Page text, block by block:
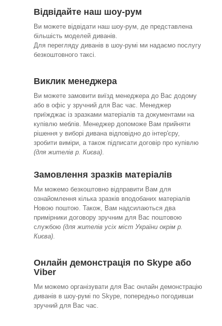
Відвідайте наш шоу-рум
Ви можете відвідати наш шоу-рум, де представлена
більшість моделей диванів.
Для перегляду диванів в шоу-румі ми надаємо послугу
безкоштовного таксі.
Виклик менеджера
Ви можете замовити виїзд менеджера до Вас додому
або в офіс у зручний для Вас час. Менеджер
приїжджає із зразками матеріалів та документами на
купівлю меблів. Менеджер допоможе Вам прийняти
рішення у виборі дивана відповідно до інтер'єру,
зробити виміри, а також підписати договір про купівлю
(для жителів р. Києва).
Замовлення зразків матеріалів
Ми можемо безкоштовно відправити Вам для
ознайомлення кілька зразків вподобаних матеріалів
Новою поштою. Також, Вам надсилаються два
примірники договору зручним для Вас поштовою
службою (для жителів усіх міст України окрім р.
Києва).
Онлайн демонстрація по Skype або
Viber
Ми можемо організувати для Вас онлайн демонстрацію
диванів в шоу-румі по Skype, попередньо погодивши
зручний для Вас час.